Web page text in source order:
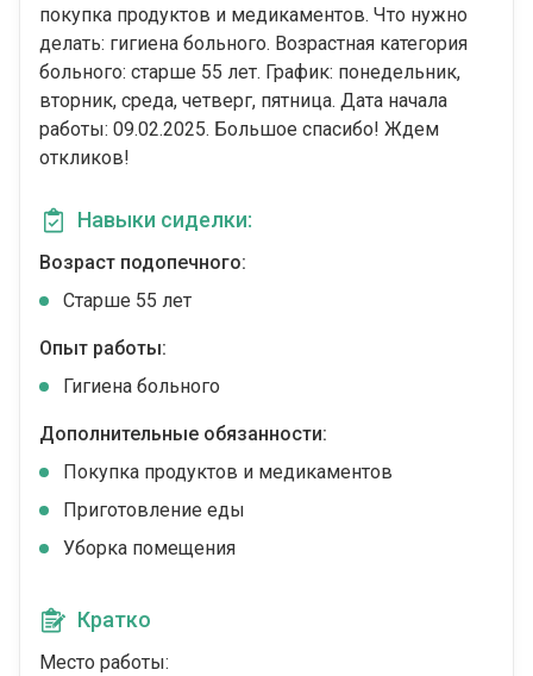
покупка продуктов и медикаментов. Что нужно
делать: гигиена больного. Возрастная категория
больного: cтарше 55 лет. График: понедельник,
вторник, среда, четверг, пятница. Дата начала
работы: 09.02.2025. Большое спасибо! Ждем
откликов!
Навыки сиделки:
Возраст подопечного:
Cтарше 55 лет
Опыт работы:
Гигиена больного
Дополнительные обязанности:
Покупка продуктов и медикаментов
Приготовление еды
Уборка помещения
Кратко
Место работы: